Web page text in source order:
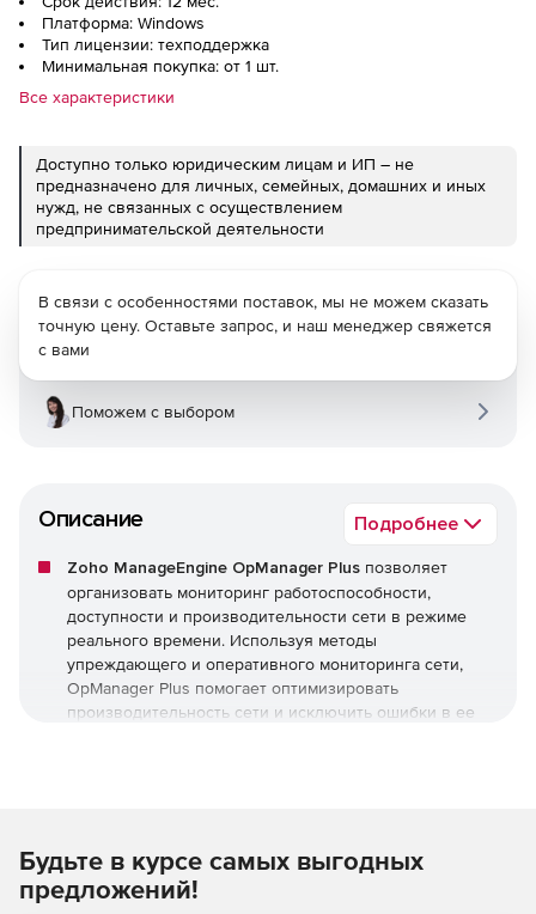
Платформа: Windows
Тип лицензии: техподдержка
Минимальная покупка: от 1 шт.
Все характеристики
Доступно только юридическим лицам и ИП – не
предназначено для личных, семейных, домашних и иных
нужд, не связанных с осуществлением
предпринимательской деятельности
Описание Подробнее
Zoho ManageEngine OpManager Plus позволяет
организовать мониторинг работоспособности,
доступности и производительности сети в режиме
реального времени. Используя методы
упреждающего и оперативного мониторинга сети,
OpManager Plus помогает оптимизировать
производительность сети и исключить ошибки в ее
также их состояния, включая следующее:
Потери пакетов.
В связи с особенностями поставок, мы не можем сказать
точную цену. Оставьте запрос, и наш менеджер свяжется
с вами
Поможем с выбором
Будьте в курсе самых выгодных
предложений!